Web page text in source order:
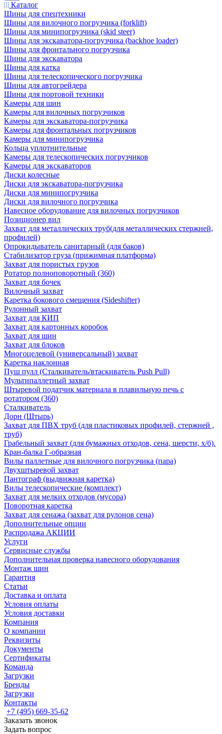
Каталог
Шины для спецтехники
Шины для вилочного погрузчика (forklift)
Шины для минипогрузчика (skid steer)
Шины для экскаватора-погрузчика (backhoe loader)
Шины для фронтального погрузчика
Шины для экскаватора
Шины для катка
Шины для телескопического погрузчика
Шины для автогрейдера
Шины для портовой техники
Камеры для шин
Камеры для вилочных погрузчиков
Камеры для экскаватора-погрузчика
Камеры для фронтальных погрузчиков
Камеры для минипогрузчика
Кольца уплотнительные
Камеры для телескопических погрузчиков
Камеры для экскаваторов
Диски колесные
Диски для экскаватора-погрузчика
Диски для минипогрузчика
Диски для вилочного погрузчика
Навесное оборудование для вилочных погрузчиков
Позиционер вил
Захват для металлических труб(для металлических стержней,
профилей)
Опрокидыватель санитарный (для баков)
Стабилизатор груза (прижимная платформа)
Захват для пористых грузов
Ротатор полноповоротный (360)
Захват для бочек
Вилочный захват
Каретка бокового смещения (Sideshifter)
Рулонный захват
Захват для КИП
Захват для картонных коробок
Захват для шин
Захват для блоков
Многоцелевой (универсальный) захват
Каретка наклонная
Пуш пулл (Сталкиватель/втаскиватель Push Pull)
Мультипаллетный захват
Штыревой податчик материала в плавильную печь с
ротатором (360)
Сталкиватель
Дорн (Штырь)
Захват для ПВХ труб (для пластиковых профилей, стержней ,
труб)
Грабельный захват (для бумажных отходов, сена, шерсти, х/б).
Кран-балка Г-образная
Вилы паллетные для вилочного погрузчика (пара)
Двухштыревой захват
Пантограф (выдвижная каретка)
Вилы телескопические (комплект)
Захват для мелких отходов (мусора)
Поворотная каретка
Захват для сенажа (захват для рулонов сена)
Дополнительные опции
Распродажа АКЦИИ
Услуги
Сервисные службы
Дополнительная проверка навесного оборудования
Монтаж шин
Гарантия
Статьи
Доставка и оплата
Условия оплаты
Условия доставки
Компания
О компании
Реквизиты
Документы
Сертификаты
Команда
Загрузки
Бренды
Загрузки
Контакты
+7 (495) 669-35-62
Заказать звонок
Задать вопрос